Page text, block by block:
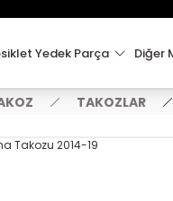
2000 TL VE
Yedek Parça Diğer
TAKOZLAR